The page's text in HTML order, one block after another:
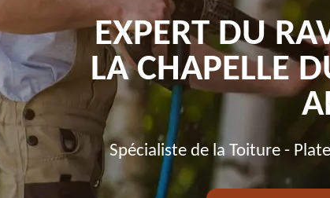
EXPERT DU
LA CHAPELLE
Spécialiste de la Toiture -